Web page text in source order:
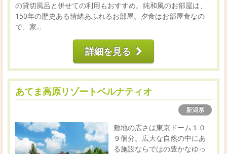
の貸切風呂と併せての利用もおすすめ。純和風のお部屋は、
150年の歴史ある情緒あふれるお部屋。夕食はお部屋食なの
で、家...
詳細を見る
あてま高原リゾートベルナティオ
新潟県
敷地の広さは東京ドーム１０
９個分。広大な自然の中にあ
る施設ならではの豊かなゆっ